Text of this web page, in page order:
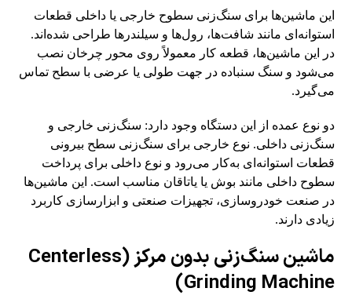
این ماشین‌ها برای سنگ‌زنی سطوح خارجی یا داخلی قطعات
استوانه‌ای مانند شافت‌ها، رول‌ها و سیلندرها طراحی شده‌اند.
در این ماشین‌ها، قطعه کار معمولاً روی محور چرخان نصب
می‌شود و سنگ سنباده در جهت طولی یا عرضی با سطح تماس
می‌گیرد.
دو نوع عمده از این دستگاه وجود دارد: سنگ‌زنی خارجی و
سنگ‌زنی داخلی. نوع خارجی برای سنگ‌زنی سطح بیرونی
قطعات استوانه‌ای به‌کار می‌رود و نوع داخلی برای پرداخت
سطوح داخلی مانند بوش یا یاتاقان مناسب است. این ماشین‌ها
در صنعت خودروسازی، تجهیزات صنعتی و ابزارسازی کاربرد
زیادی دارند.
ماشین سنگ‌زنی بدون مرکز (Centerless
Grinding Machine)